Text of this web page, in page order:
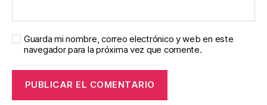
Guarda mi nombre, correo electrónico y web en este
navegador para la próxima vez que comente.